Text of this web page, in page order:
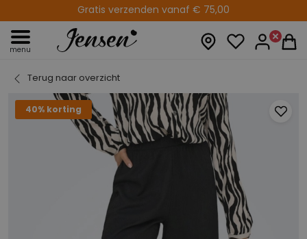
Gratis verzenden vanaf € 75,00
menu
Terug naar overzicht
40% korting